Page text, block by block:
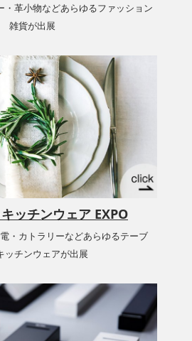
・革小物などあらゆるファッション
雑貨が出展
ッチンウェア EXPO
・カトラリーなどあらゆるテーブ
ッチンウェアが出展